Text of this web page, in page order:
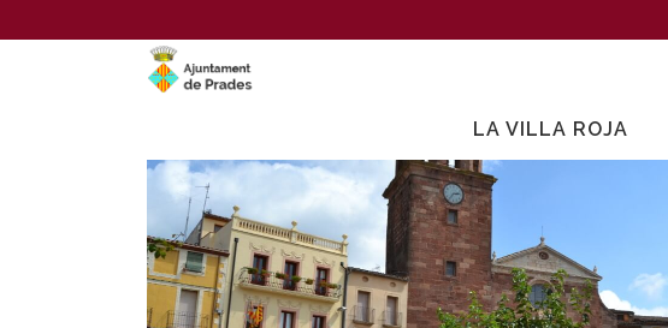
LA VILLA ROJA